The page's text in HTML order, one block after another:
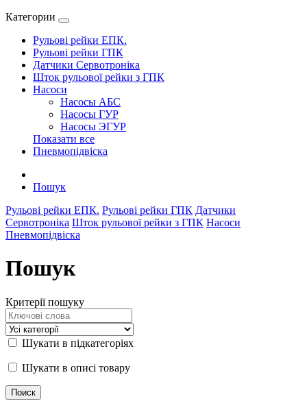
Категории
Рульові рейки ЕПК.
Рульові рейки ГПК
Датчики Сервотроніка
Шток рульової рейки з ГПК
Насоси
Насосы АБС
Насосы ГУР
Насосы ЭГУР
Показати все
Пневмопідвіска
Пошук
Рульові рейки ЕПК. Рульові рейки ГПК Датчики
Сервотроніка Шток рульової рейки з ГПК Насоси
Пневмопідвіска
Пошук
Критерії пошуку
Шукати в підкатегоріях
Шукати в описі товару